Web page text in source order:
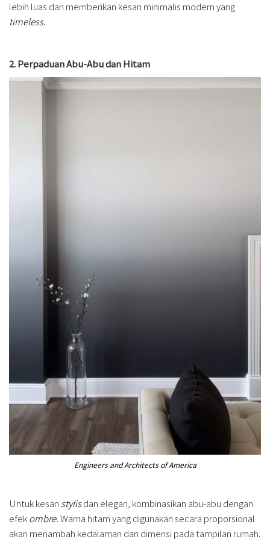
lebih luas dan memberikan kesan minimalis modern yang
timeless.
2. Perpaduan Abu-Abu dan Hitam
Engineers and Architects of America
Untuk kesan stylisdan elegan, kombinasikan abu-abu dengan
efekombre. Warna hitam yang digunakan secara proporsional
akan menambah kedalaman dan dimensi pada tampilan rumah.